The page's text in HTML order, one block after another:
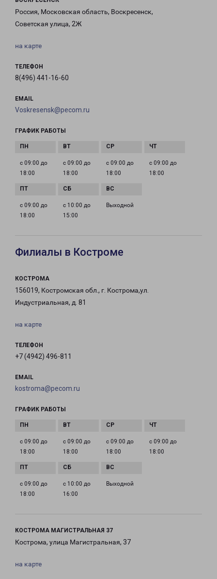
Россия, Московская область, Воскресенск,
Советская улица, 2Ж
на карте
ТЕЛЕФОН
8(496) 441-16-60
EMAIL
Voskresensk@pecom.ru
ГРАФИК РАБОТЫ
с 09:00 до
18:00
с 09:00 до
18:00
с 09:00 до
18:00
с 09:00 до
18:00
с 09:00 до
18:00
с 10:00 до
15:00
Выходной
Филиалы в Костроме
КОСТРОМА
156019, Костромская обл., г. Кострома,ул.
Индустриальная, д. 81
на карте
ТЕЛЕФОН
+7 (4942) 496-811
EMAIL
kostroma@pecom.ru
ГРАФИК РАБОТЫ
с 09:00 до
18:00
с 09:00 до
18:00
с 09:00 до
18:00
с 09:00 до
18:00
с 09:00 до
18:00
с 10:00 до
16:00
Выходной
КОСТРОМА МАГИСТРАЛЬНАЯ 37
Кострома, улица Магистральная, 37
на карте